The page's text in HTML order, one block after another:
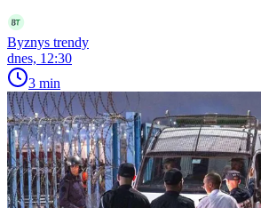
Byznys trendy
dnes, 12:30
3 min